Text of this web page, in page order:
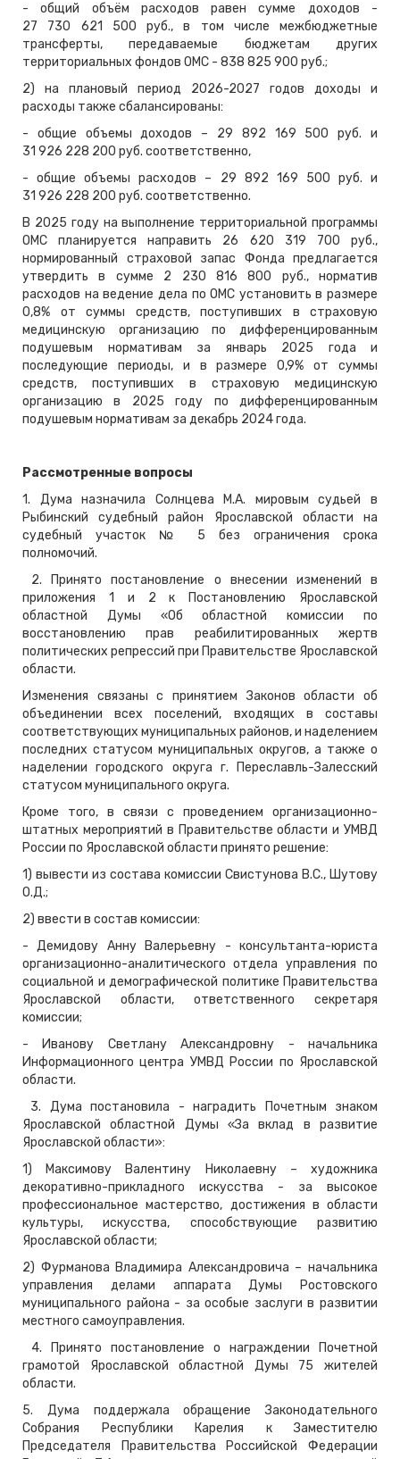
- общий объём расходов равен сумме доходов -
27 730 621 500 руб., в том числе межбюджетные
трансферты, передаваемые бюджетам других
территориальных фондов ОМС - 838 825 900 руб.;
2) на плановый период 2026-2027 годов доходы и
расходы также сбалансированы:
- общие объемы доходов – 29 892 169 500 руб. и
31 926 228 200 руб. соответственно,
- общие объемы расходов – 29 892 169 500 руб. и
31 926 228 200 руб. соответственно.
В 2025 году на выполнение территориальной программы
ОМС планируется направить 26 620 319 700 руб.,
нормированный страховой запас Фонда предлагается
утвердить в сумме 2 230 816 800 руб., норматив
расходов на ведение дела по ОМС установить в размере
0,8% от суммы средств, поступивших в страховую
медицинскую организацию по дифференцированным
подушевым нормативам за январь 2025 года и
последующие периоды, и в размере 0,9% от суммы
средств, поступивших в страховую медицинскую
организацию в 2025 году по дифференцированным
подушевым нормативам за декабрь 2024 года.
Рассмотренные вопросы
1. Дума назначила Солнцева М.А. мировым судьей в
Рыбинский судебный район Ярославской области на
судебный участок № 5 без ограничения срока
полномочий.
2. Принято постановление о внесении изменений в
приложения 1 и 2 к Постановлению Ярославской
областной Думы «Об областной комиссии по
восстановлению прав реабилитированных жертв
политических репрессий при Правительстве Ярославской
области.
Изменения связаны с принятием Законов области об
объединении всех поселений, входящих в составы
соответствующих муниципальных районов, и наделением
последних статусом муниципальных округов, а также о
наделении городского округа г. Переславль-Залесский
статусом муниципального округа.
Кроме того, в связи с проведением организационно-
штатных мероприятий в Правительстве области и УМВД
России по Ярославской области принято решение:
1) вывести из состава комиссии Свистунова В.С., Шутову
О.Д.;
2) ввести в состав комиссии:
- Демидову Анну Валерьевну - консультанта-юриста
организационно-аналитического отдела управления по
социальной и демографической политике Правительства
Ярославской области, ответственного секретаря
комиссии;
- Иванову Светлану Александровну - начальника
Информационного центра УМВД России по Ярославской
области.
3. Дума постановила - наградить Почетным знаком
Ярославской областной Думы «За вклад в развитие
Ярославской области»:
1) Максимову Валентину Николаевну – художника
декоративно-прикладного искусства - за высокое
профессиональное мастерство, достижения в области
культуры, искусства, способствующие развитию
Ярославской области;
2) Фурманова Владимира Александровича – начальника
управления делами аппарата Думы Ростовского
муниципального района - за особые заслуги в развитии
местного самоуправления.
4. Принято постановление о награждении Почетной
грамотой Ярославской областной Думы 75 жителей
области.
5. Дума поддержала обращение Законодательного
Собрания Республики Карелия к Заместителю
Председателя Правительства Российской Федерации